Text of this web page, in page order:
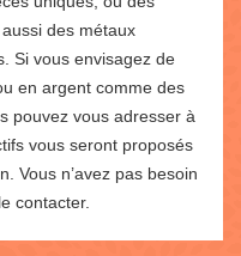
des métaux
Si vous envisagez de
en argent comme des
pouvez vous adresser à
vous seront proposés
Vous n’avez pas besoin
contacter.